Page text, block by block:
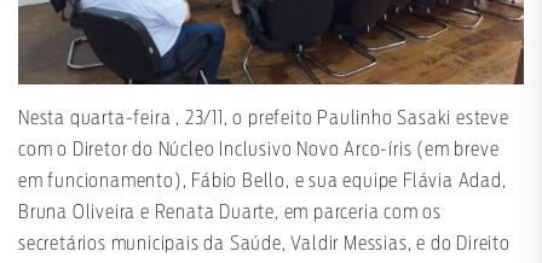
Nesta quarta-feira , 23/11, o prefeito Paulinho Sasaki esteve
com o Diretor do Núcleo Inclusivo Novo Arco-íris (em breve
em funcionamento), Fábio Bello, e sua equipe Flávia Adad,
Bruna Oliveira e Renata Duarte, em parceria com os
secretários municipais da Saúde, Valdir Messias, e do Direito